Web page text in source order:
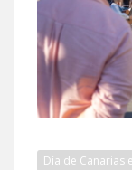
Día de Canarias